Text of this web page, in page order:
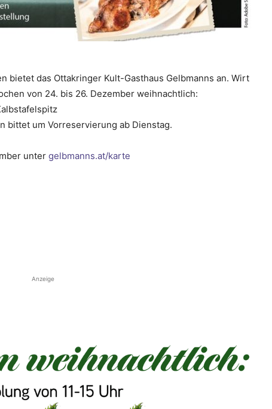
bietet das Ottakringer Kult-Gasthaus Gelbmanns an. Wirt
von 24. bis 26. Dezember weihnachtlich:
bittet um Vorreservierung ab Dienstag.
unter gelbmanns.at/karte
Anzeige